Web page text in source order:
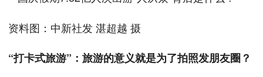
资料图：中新社发 湛超越 摄
“打卡式旅游”：旅游的意义就是为了拍照发朋友圈？